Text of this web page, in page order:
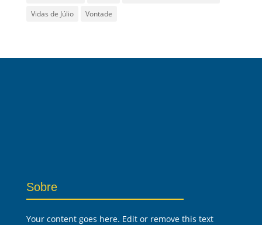
Vidas de Júlio
Vontade
Sobre
Your content goes here. Edit or remove this text